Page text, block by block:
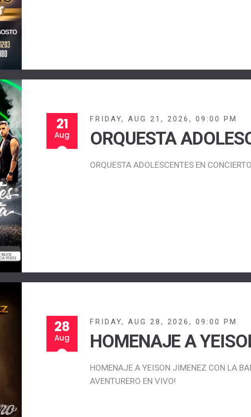
21
Aug
FRIDAY, AUG 21, 2026, 09:00 PM
ORQUESTA
ORQUESTA ADOLESCENTES EN
28
Aug
FRIDAY, AUG 28, 2026, 09:00 PM
HOMENAJE A
HOMENAJE A YEISON JIMENEZ CON LA
AVENTURERO EN VIVO!